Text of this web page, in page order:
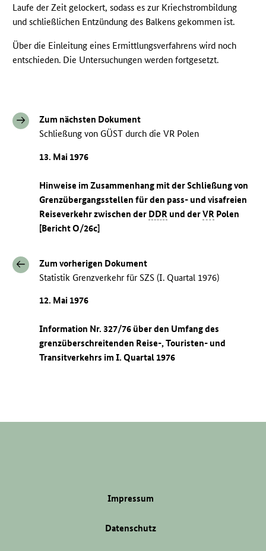
Laufe der Zeit gelockert, sodass es zur Kriechstrombildung
und schließlichen Entzündung des Balkens gekommen ist.
Über die Einleitung eines Ermittlungsverfahrens wird noch
entschieden. Die Untersuchungen werden fortgesetzt.
Zum nächsten Dokument
Schließung von GÜST durch die VR Polen
13. Mai 1976
Hinweise im Zusammenhang mit der Schließung von
Grenzübergangsstellen für den pass- und visafreien
Reiseverkehr zwischen der DDR und derVR Polen
[Bericht O/26c]
Zum vorherigen Dokument
Statistik Grenzverkehr für SZS (I. Quartal 1976)
12. Mai 1976
Information Nr. 327/76 über den Umfang des
grenzüberschreitenden Reise-, Touristen- und
Transitverkehrs im I. Quartal 1976
Impressum
Datenschutz